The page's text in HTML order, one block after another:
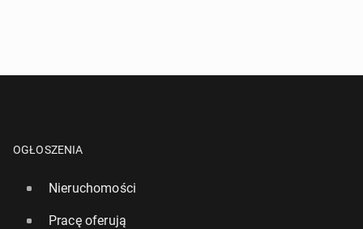
OGŁOSZENIA
Nieruchomości
Pracę oferują